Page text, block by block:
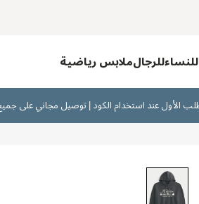
للنساءللرجالملابس رياضية